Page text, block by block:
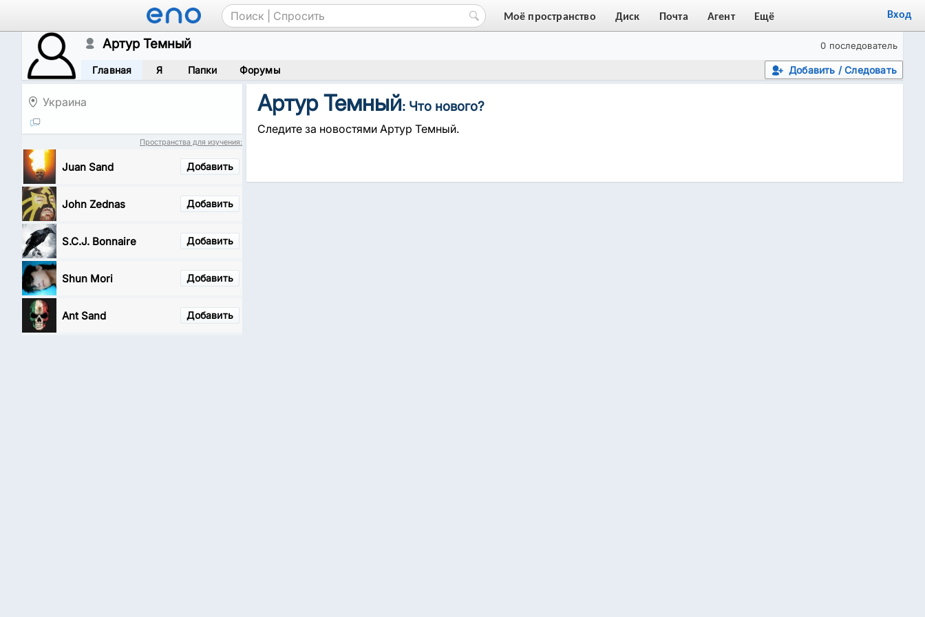
Моё пространство Диск Почта Агент Ещё Вход
0 последователь
Артур Темный
Добавить / Следовать
Главная Я Папки Форумы
Украина
Пространства для изучения:
Добавить
Juan Sand
Добавить
John Zednas
Добавить
S.C.J. Bonnaire
Добавить
Shun Mori
Добавить
Ant Sand
Артур Темный: Что нового?
Следите за новостями Артур Темный.